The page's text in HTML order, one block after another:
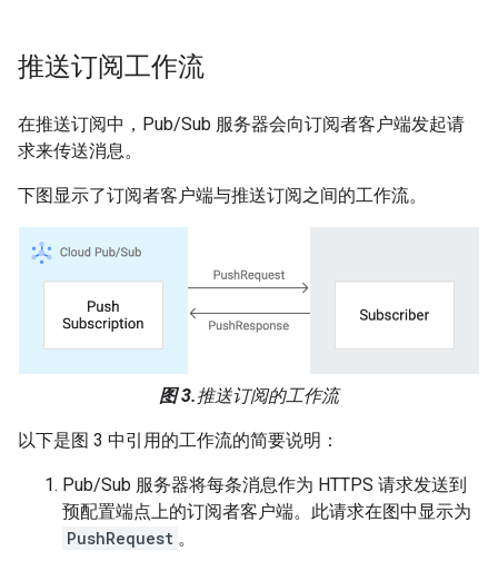
推送订阅工作流
在推送订阅中，Pub/Sub 服务器会向订阅者客户端发起请
求来传送消息。
下图显示了订阅者客户端与推送订阅之间的工作流。
图 3.推送订阅的工作流
以下是图 3 中引用的工作流的简要说明：
Pub/Sub 服务器将每条消息作为 HTTPS 请求发送到
预配置端点上的订阅者客户端。此请求在图中显示为
PushRequest 。